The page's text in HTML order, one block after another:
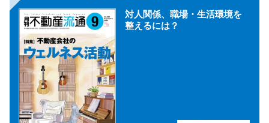
対人関係、職場・生活環境を
整えるには？